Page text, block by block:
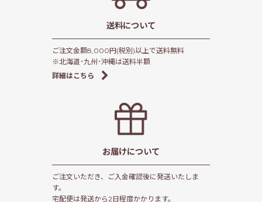
送料について
ご注文金額8,000円(税別)以上で送料無料
※北海道･九州･沖縄は送料半額
詳細はこちら
お届けについて
ご注文いただき、ご入金確認後に発送いたしま
す。
宅配便は発送から2日程度かかります。